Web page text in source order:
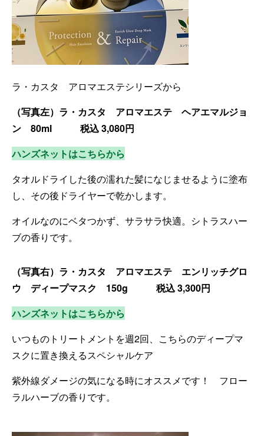
ラ・カスタ アロマエステシリーズから
（写真左）ラ・カスタ アロマエステ ヘアエマルジョ
ン 80ml 税込 3,080円
ハンズネットはこちらから
タオルドライした後の濡れた髪になじませるように塗布
し、その後ドライヤーで乾かします。
オイルなのにベタつかず、サラサラ快適。シトラスハー
ブの香りです。
（写真右）ラ・カスタ アロマエステ エンリッチグロ
ウ ディープマスク 150g 税込 3,300円
ハンズネットはこちらから
いつものトリートメントを週2回、こちらのディープマ
スクに置き換えるスペシャルケア
紫外線ダメージの気になる時にオススメです！ フロー
ラルハーブの香りです。